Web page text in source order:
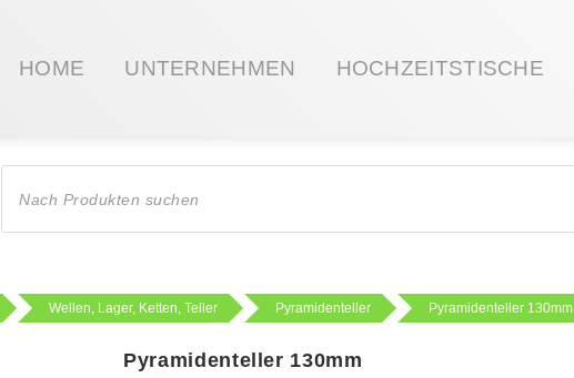
HOME UNTERNEHMEN HOCHZEITSTISCHE
Products
search
Wellen, Lager, Ketten, Teller Pyramidenteller Pyramidenteller 130mm
Pyramidenteller 130mm